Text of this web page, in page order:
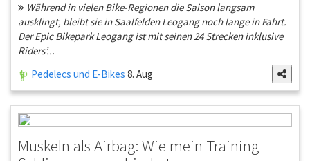
Während in vielen Bike-Regionen die Saison langsam
ausklingt, bleibt sie in Saalfelden Leogang noch lange in Fahrt.
Der Epic Bikepark Leogang ist mit seinen 24 Strecken inklusive
Riders’...
Pedelecs und E-Bikes 8. Aug
Muskeln als Airbag: Wie mein Training